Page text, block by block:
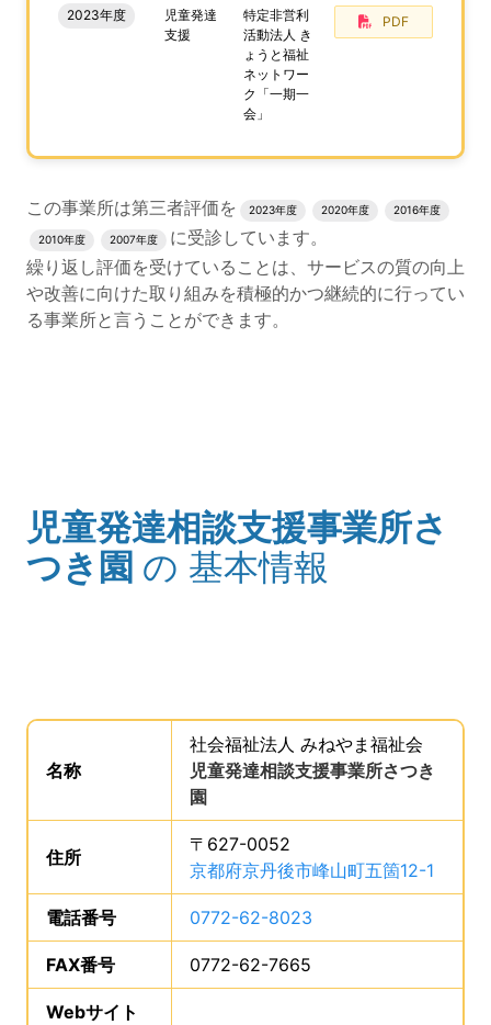
2023年度
児童発達
支援
特定非営利
活動法人 き
ょうと福祉
ネットワー
ク「一期一
会」
PDF
評価結果のPDFでのダウンロードエリアの読み上げは以上
この事業所は第三者評価を 2023年度 2020年度 2016年度
2010年度 2007年度
に受診しています。
繰り返し評価を受けていることは、サービスの質の向上
や改善に向けた取り組みを積極的かつ継続的に行ってい
る事業所と言うことができます。
(タイトル)
児童発達相談支援事業所さ
つき園 の 基本情報
事業所の基礎データを読み上げます。
名称は、
社会福祉法人 みねやま福祉会
児童発達相談支援事業所さつき
園
住所
〒627-0052
京都府京丹後市峰山町五箇12-1
電話番号 0772-62-8023
FAX番号 0772-62-7665
Webサイト